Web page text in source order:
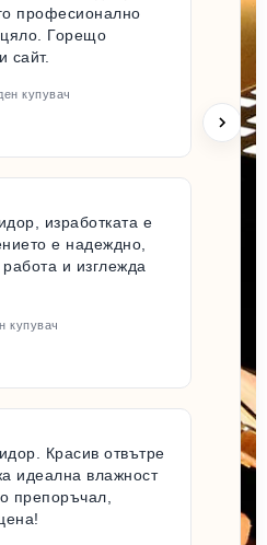
професионално
Горещо
сайт.
купувач
изработката е
е надеждно,
и изглежда
купувач
Красив отвътре
идеална влажност
препоръчал,